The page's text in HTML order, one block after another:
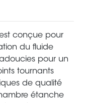
conçue pour
du fluide
pour un
tournants
de qualité
étanche